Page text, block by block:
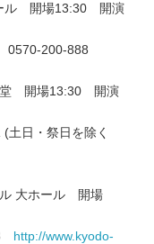
ル 開場13:30 開演
0570-200-888
堂 開場13:30 開演
日・祭日を除く
ル 大ホール 開場
http://www.kyodo-